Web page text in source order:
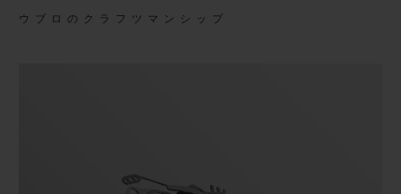
ウブロのクラフツマンシップ